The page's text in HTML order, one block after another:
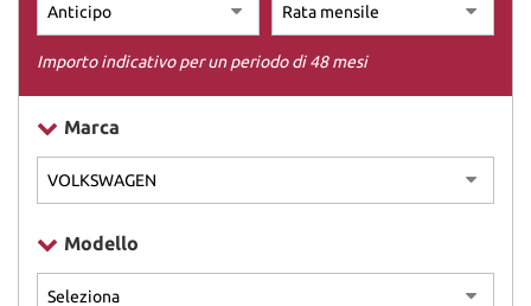
Importo indicativo per un periodo di 48 mesi
Marca
Modello